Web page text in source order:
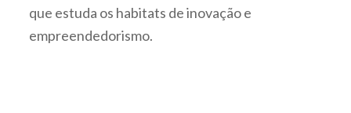
que estuda os habitats de inovação e
empreendedorismo.